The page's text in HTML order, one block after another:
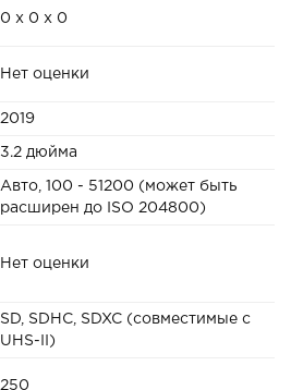
0 x 0 x 0
Нет оценки
2019
3.2 дюйма
Авто, 100 - 51200 (может быть
расширен до ISO 204800)
Нет оценки
SD, SDHC, SDXC (совместимые с
UHS-II)
250